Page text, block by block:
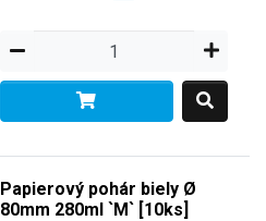
Papierový pohár biely Ø
80mm 280ml `M` [10ks]